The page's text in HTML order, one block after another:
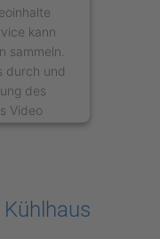
kann
sammeln.
durch und
des
Video